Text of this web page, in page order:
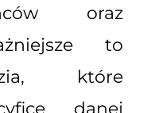
oraz
to
które
danej